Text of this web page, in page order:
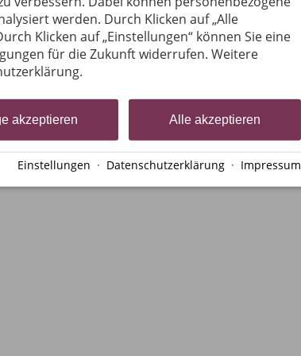
mit Hund
werden. Durch Klicken auf „Alle
Klicken auf „Einstellungen“ können Sie eine
für die Zukunft widerrufen. Weitere
Alle akzeptieren
akzeptieren
Einstellungen · Datenschutzerklärung · Impressum